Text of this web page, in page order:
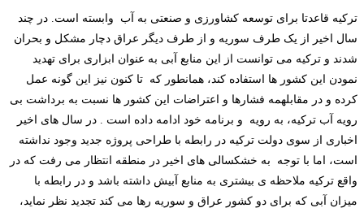
ترکیه قاعدتا برای توسعه کشاورزی و صنعتی به آب وابسته است. در چند
سال اخیر از یک طرف سوریه و از طرف دیگر عراق دچار مشکل و بحران
شدند و ترکیه می توانست از این منابع آبی به عنوان ابزاری برای تهدید
نمودن این کشور ها استفاده کند، همانطور که تا کنون نیز این گونه عمل
کرده و در مقابلهمه فشارها و اعتراضات این کشور ها نسبت به برداشت بی
رویه آب ترکیه، به رویه و برنامه خود ادامه داده است . در سال های اخیر
اخباری از سوی دولت ترکیه در رابطه با طراحی پروژه جدید وجود نداشته
است، اما با توجه به خشکسالی های اخیر در منطقه انتظار می رفت که در
واقع ترکیه ملاحظه ی بیشتری به منابع آبیش داشته باشد و در رابطه با
میزان آبی که برای دو کشور عراق و سوریه رها می کند تجدید نظر نماید،